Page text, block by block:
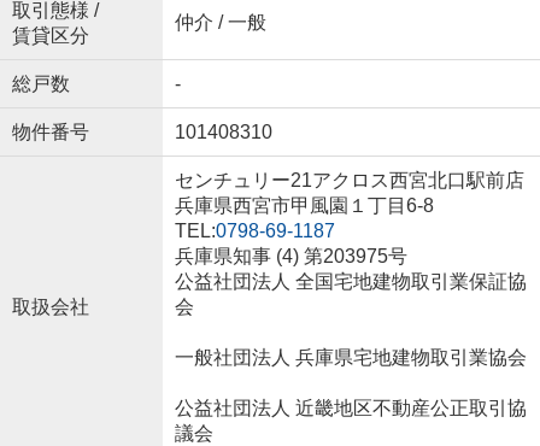
取引態様 /
賃貸区分
仲介 / 一般
総戸数 -
物件番号 101408310
取扱会社
センチュリー21アクロス西宮北口駅前店
兵庫県西宮市甲風園１丁目6-8
TEL:0798-69-1187
兵庫県知事 (4) 第203975号
公益社団法人 全国宅地建物取引業保証協
会
一般社団法人 兵庫県宅地建物取引業協会
公益社団法人 近畿地区不動産公正取引協
議会